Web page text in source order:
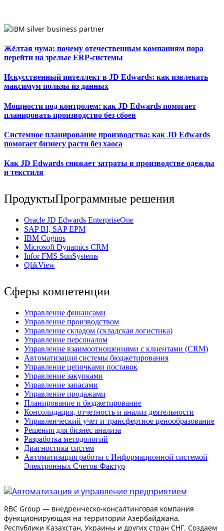
Жёлтая чума: почему отечественным компаниям пора
перейти на зрелые ERP-системы
Искусственный интеллект в JD Edwards: как извлекать
максимум пользы из данных
Мощности под контролем: как JD Edwards помогает
планировать производство без сбоев
Системное планирование производства: как JD Edwards
помогает бизнесу расти без хаоса
Как JD Edwards снижает затраты в производстве одежды
и текстиля
ПродуктыПрограммные решения
Oracle JD Edwards EnterpriseOne
SAP BI, SAP EPM
IBM Cognos
Мicrosoft Dynamics CRM
Infor FMS SunSystems
QlikView
Сферы компетенции
Управление финансами
Управление производством
Управление складом (складская логистика)
Управление персоналом
Управление взаимоотношениями с клиентами (СRM)
Автоматизация системы бюджетирования
Управление цепочками поставок
Управление закупками
Управление запасами
Управление продажами
Планирование и бюджетирование
Консолидация, отчетность и анализ деятельности
Управленческий учет и трансфертное ценообразование
Решения для бизнес анализа
Разработка методологий
Диагностика систем
Автоматизация работы с Информационной системой
Электронных Счетов Фактур
RBC Group — внедренческо-консалтинговая компания
функционирующая на территории Азербайджана,
Республики Казахстан, Украины и других стран СНГ. Создаем